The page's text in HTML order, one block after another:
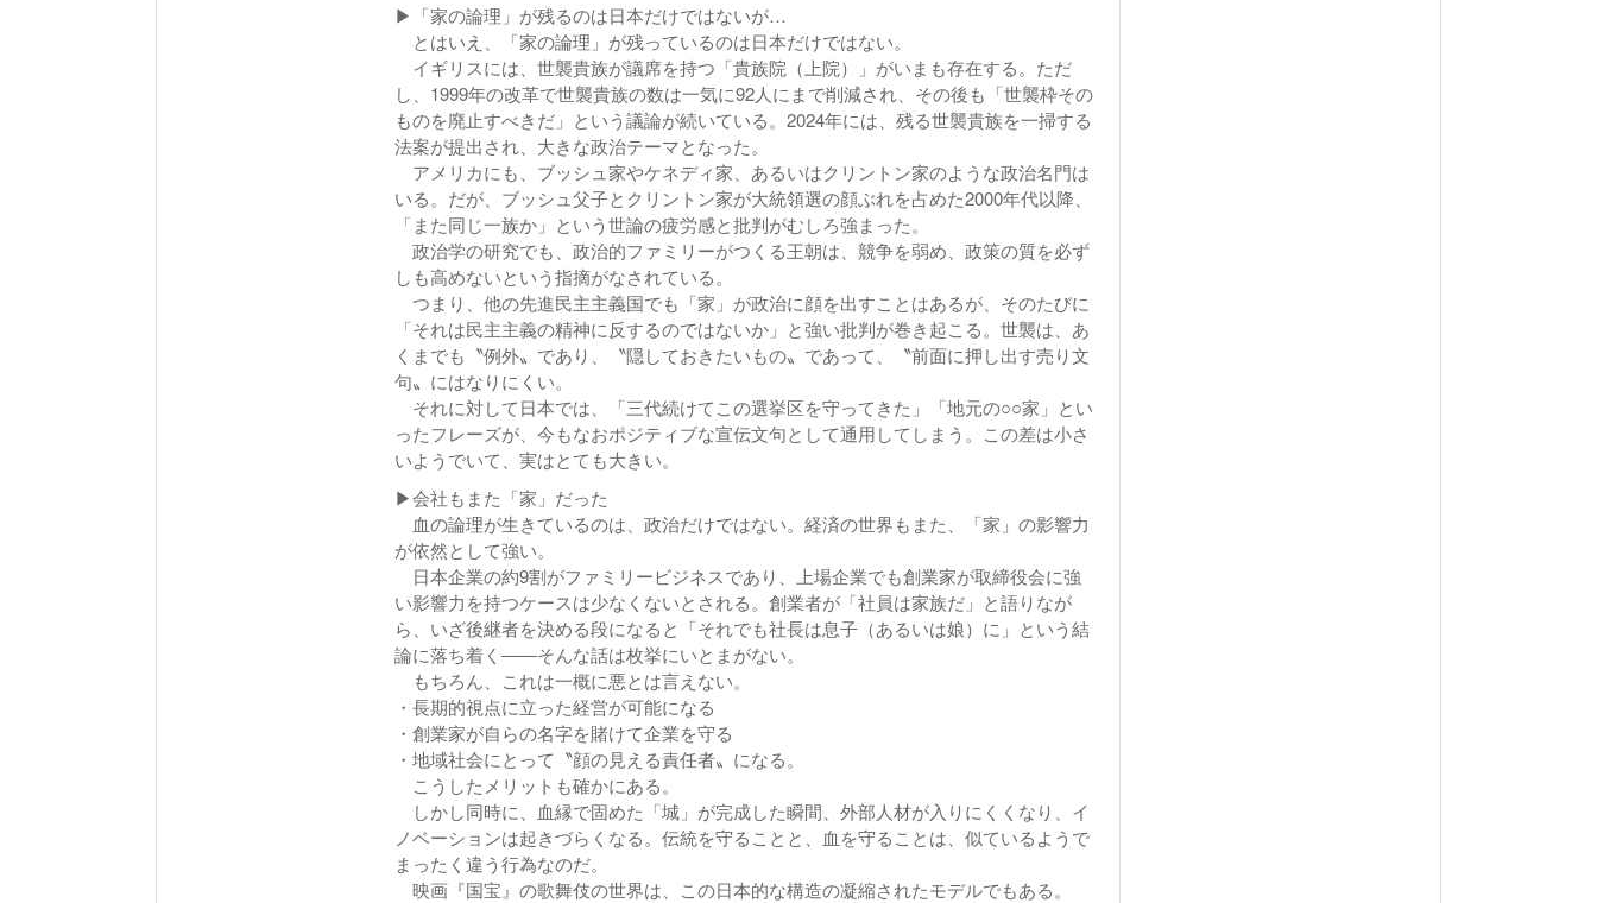
▶「家の論理」が残るのは日本だけではないが…
とはいえ、「家の論理」が残っているのは日本だけではない。
イギリスには、世襲貴族が議席を持つ「貴族院（上院）」がいまも存在する。ただ
し、1999年の改革で世襲貴族の数は一気に92人にまで削減され、その後も「世襲枠その
ものを廃止すべきだ」という議論が続いている。2024年には、残る世襲貴族を一掃する
法案が提出され、大きな政治テーマとなった。
アメリカにも、ブッシュ家やケネディ家、あるいはクリントン家のような政治名門は
いる。だが、ブッシュ父子とクリントン家が大統領選の顔ぶれを占めた2000年代以降、
「また同じ一族か」という世論の疲労感と批判がむしろ強まった。
政治学の研究でも、政治的ファミリーがつくる王朝は、競争を弱め、政策の質を必ず
しも高めないという指摘がなされている。
つまり、他の先進民主主義国でも「家」が政治に顔を出すことはあるが、そのたびに
「それは民主主義の精神に反するのではないか」と強い批判が巻き起こる。世襲は、あ
くまでも〝例外〟であり、〝隠しておきたいもの〟であって、〝前面に押し出す売り文
句〟にはなりにくい。
それに対して日本では、「三代続けてこの選挙区を守ってきた」「地元の○○家」とい
ったフレーズが、今もなおポジティブな宣伝文句として通用してしまう。この差は小さ
いようでいて、実はとても大きい。
▶会社もまた「家」だった
血の論理が生きているのは、政治だけではない。経済の世界もまた、「家」の影響力
が依然として強い。
日本企業の約9割がファミリービジネスであり、上場企業でも創業家が取締役会に強
い影響力を持つケースは少なくないとされる。創業者が「社員は家族だ」と語りなが
ら、いざ後継者を決める段になると「それでも社長は息子（あるいは娘）に」という結
論に落ち着く――そんな話は枚挙にいとまがない。
もちろん、これは一概に悪とは言えない。
・長期的視点に立った経営が可能になる
・創業家が自らの名字を賭けて企業を守る
・地域社会にとって〝顔の見える責任者〟になる。
こうしたメリットも確かにある。
しかし同時に、血縁で固めた「城」が完成した瞬間、外部人材が入りにくくなり、イ
ノベーションは起きづらくなる。伝統を守ることと、血を守ることは、似ているようで
まったく違う行為なのだ。
映画『国宝』の歌舞伎の世界は、この日本的な構造の凝縮されたモデルでもある。